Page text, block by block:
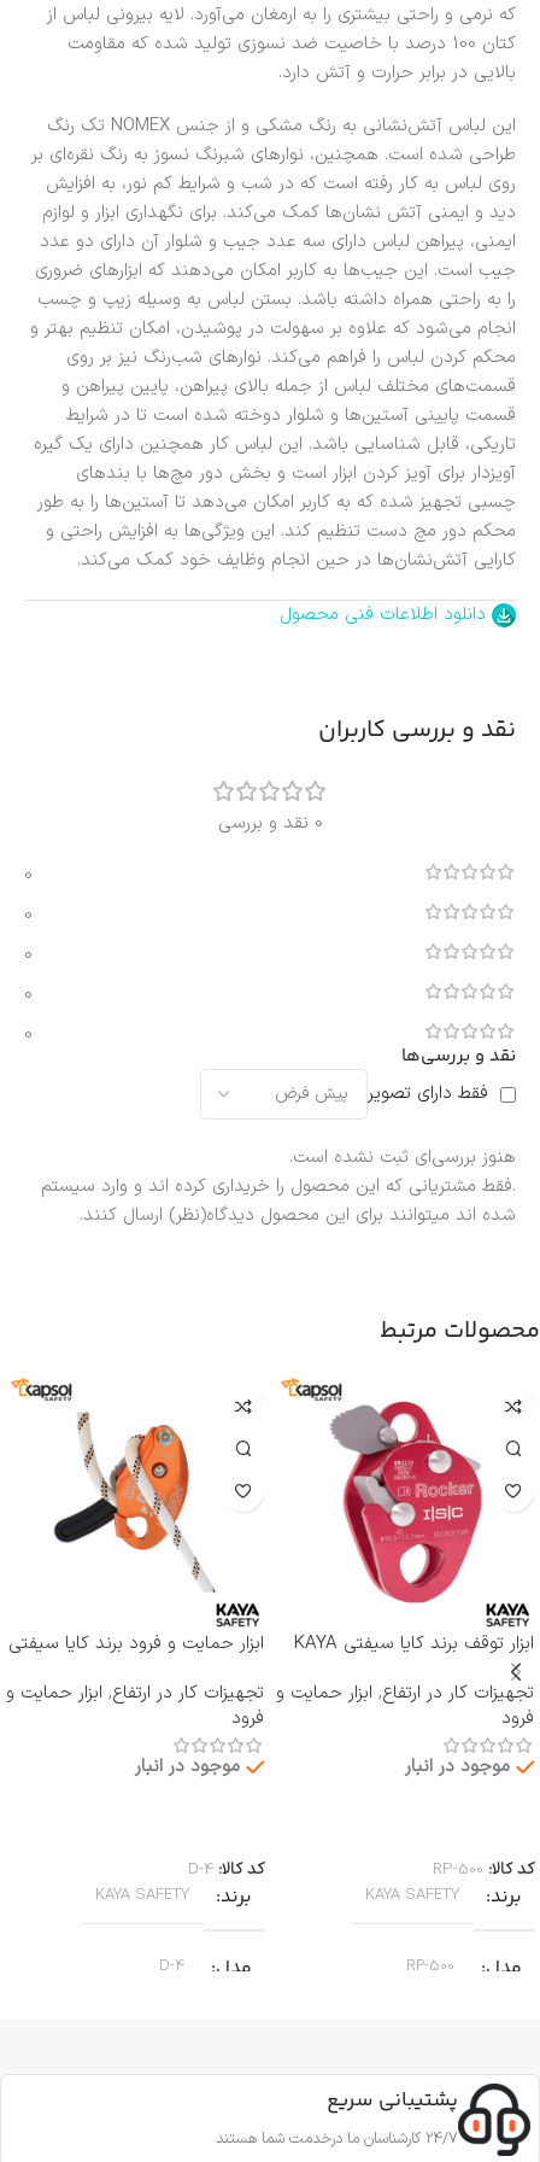
که نرمی و راحتی بیشتری را به ارمغان می‌آورد. لایه بیرونی لباس از
کتان 100 درصد با خاصیت ضد نسوزی تولید شده که مقاومت
بالایی در برابر حرارت و آتش دارد.
این لباس آتش‌نشانی به رنگ مشکی و از جنس NOMEX تک رنگ
طراحی شده است. همچنین، نوارهای شبرنگ نسوز به رنگ نقره‌ای بر
روی لباس به کار رفته است که در شب و شرایط کم نور، به افزایش
دید و ایمنی آتش نشان‌ها کمک می‌کند. برای نگهداری ابزار و لوازم
ایمنی، پیراهن لباس دارای سه عدد جیب و شلوار آن دارای دو عدد
جیب است. این جیب‌ها به کاربر امکان می‌دهند که ابزارهای ضروری
را به راحتی همراه داشته باشد. بستن لباس به وسیله زیپ و چسب
انجام می‌شود که علاوه بر سهولت در پوشیدن، امکان تنظیم بهتر و
محکم کردن لباس را فراهم می‌کند. نوارهای شب‌رنگ نیز بر روی
قسمت‌های مختلف لباس از جمله بالای پیراهن، پایین پیراهن و
قسمت پایینی آستین‌ها و شلوار دوخته شده است تا در شرایط
تاریکی، قابل شناسایی باشد. این لباس کار همچنین دارای یک گیره
آویزدار برای آویز کردن ابزار است و بخش دور مچ‌ها با بندهای
چسبی تجهیز شده که به کاربر امکان می‌دهد تا آستین‌ها را به طور
محکم دور مچ دست تنظیم کند. این ویژگی‌ها به افزایش راحتی و
کارایی آتش‌نشان‌ها در حین انجام وظایف خود کمک می‌کند.
دانلود اطلاعات فنی محصول
نقد و بررسی کاربران
0 نقد و بررسی
0
0
0
0
0
نقد و بررسی‌ها
فقط دارای تصویر
هنوز بررسی‌ای ثبت نشده است.
.فقط مشتریانی که این محصول را خریداری کرده اند و وارد سیستم
شده اند میتوانند برای این محصول دیدگاه(نظر) ارسال کنند.
محصولات مرتبط
ابزار توقف برند کایا سیفتی KAYA
SAFETY مدل RP-500 ROCKER
تجهیزات کار در ارتفاع, ابزار حمایت و
فرود
موجود در انبار
کد کالا: RP-500
برند KAYA SAFETY
مدل RP-500
جنس آلومینیوم
ابزار حمایت و فرود برند کایا سیفتی
تجهیزات کار در ارتفاع, ابزار حمایت و
فرود
موجود در انبار
کد کالا: D-4
برند KAYA SAFETY
مدل D-4
مناسب برای کارهای عمودی، افقی و
پشتیبانی سریع
24/7 کارشناسان ما درخدمت شما هستند